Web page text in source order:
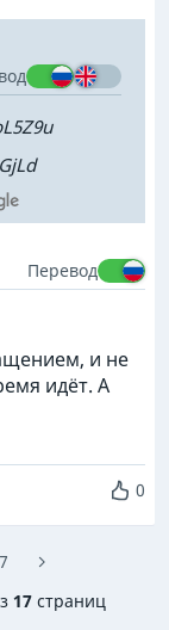
Перевод
и не
идёт. А
0
17 страниц